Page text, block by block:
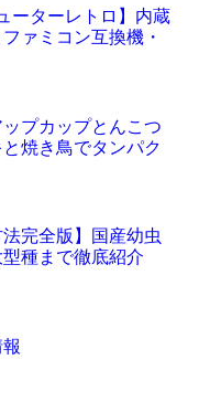
ーターレトロ】内蔵
ァミコン互換機・
プカップとんこつ
焼き鳥でタンパク
法完全版】国産幼虫
種まで徹底紹介